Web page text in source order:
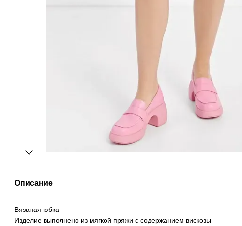
Описание
Вязаная юбка.
Изделие выполнено из мягкой пряжи с содержанием вискозы.